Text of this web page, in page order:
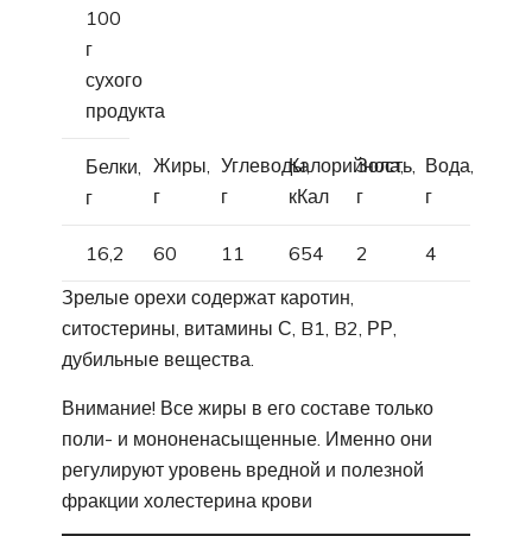
100
г
сухого
продукта
Белки,
г
Жиры,
г
Углеводы,
г
Калорийность,
кКал
Зола,
г
Вода,
г
16,2 60 11 654 2
4
Зрелые орехи содержат каротин,
ситостерины, витамины С, B1, B2, РР,
дубильные вещества.
Внимание! Все жиры в его составе только
поли- и мононенасыщенные. Именно они
регулируют уровень вредной и полезной
фракции холестерина крови